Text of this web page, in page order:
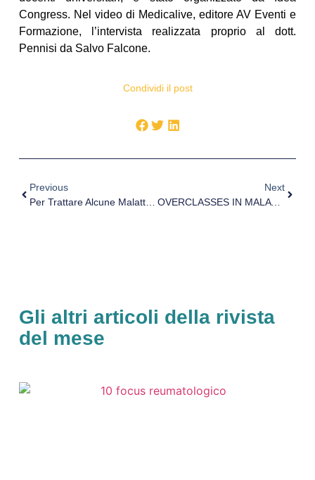
Congress. Nel video di Medicalive, editore AV Eventi e
Formazione, l’intervista realizzata proprio al dott.
Pennisi da Salvo Falcone.
Condividi il post
Previous
Per Trattare Alcune Malattie Infiammatorie Nasce La Lente A Contatto Che Rilascia Farmaci Nell’occhio
Next
OVERCLASSES IN MALATTIE DELL’APPARATO RESPIRATORIO
Gli altri articoli della rivista
del mese